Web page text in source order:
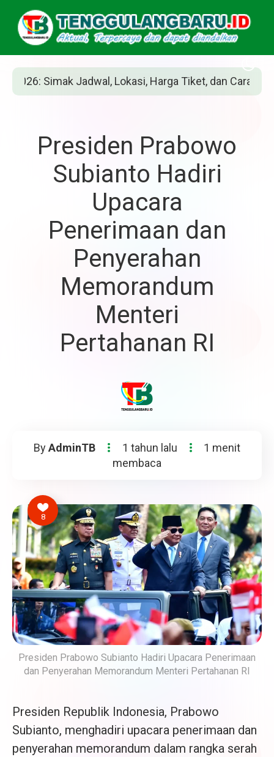
Lokasi, Harga Tiket, dan Cara Belinya
Presiden Prabowo
Subianto Hadiri
Upacara
Penerimaan dan
Penyerahan
Memorandum
Menteri
Pertahanan RI
ByAdminTB 1 tahun lalu
1 menit
membaca
8
Presiden Prabowo Subianto Hadiri Upacara Penerimaan
dan Penyerahan Memorandum Menteri Pertahanan RI
Presiden Republik Indonesia, Prabowo
Subianto, menghadiri upacara penerimaan dan
penyerahan memorandum dalam rangka serah